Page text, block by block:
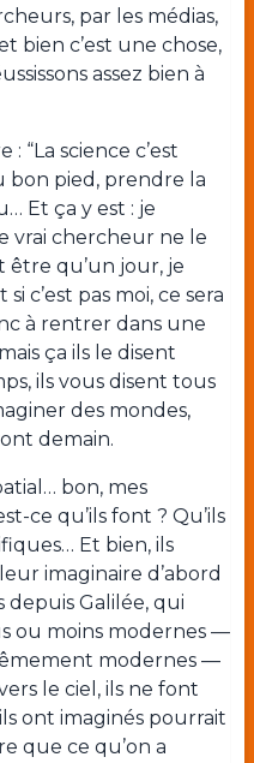
par les médias,
bien c’est une chose,
assez bien à
“La science c’est
bon pied, prendre la
Et ça y est : je
vrai chercheur ne le
être qu’un jour, je
c’est pas moi, ce sera
à rentrer dans une
ça ils le disent
ils vous disent tous
des mondes,
demain.
bon, mes
ce qu’ils font ? Qu’ils
Et bien, ils
imaginaire d’abord
depuis Galilée, qui
ou moins modernes —
modernes —
le ciel, ils ne font
ont imaginés pourrait
que ce qu’on a